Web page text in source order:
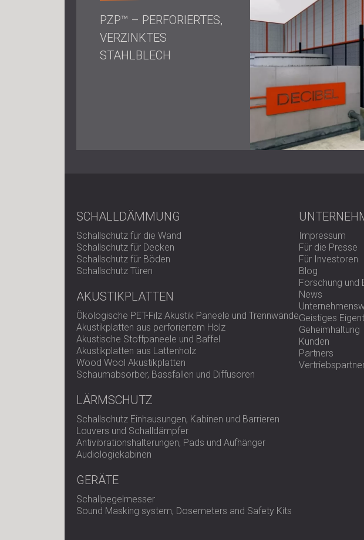
PZP™ – PERFORIERTES,
VERZINKTES
STAHLBLECH
SCHALLDÄMMUNG
Schallschutz für die Wand
Schallschutz für Decken
Schallschutz für Böden
Schallschutz Türen
AKUSTIKPLATTEN
Ökologische PET-Filz Akustik Paneele und Trennwände
Akustikplatten aus perforiertem Holz
Akustische Stoffpaneele und Baffel
Akustikplatten aus Lattenholz
Wood Wool Akustikplatten
Schaumabsorber, Bassfallen und Diffusoren
LÄRMSCHUTZ
Schallschutz Einhausungen, Kabinen und Barrieren
Louvers und Schalldämpfer
Antivibrationshalterungen, Pads und Aufhänger
Audiologiekabinen
GERÄTE
Schallpegelmesser
Sound Masking system, Dosemeters and Safety Kits
Impressum
Für die Presse
Für Investoren
Blog
Forschung und
News
Geistiges
Geheimhaltung
Kunden
Partners